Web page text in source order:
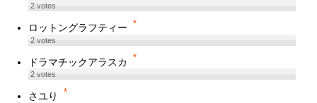
2votes
ロットングラフティー *
2votes
ドラマチックアラスカ *
2votes
さユり *